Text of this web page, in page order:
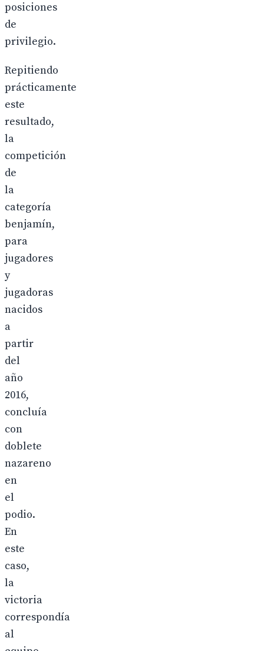
posiciones
de
privilegio.
Repitiendo
prácticamente
este
resultado,
la
competición
de
la
categoría
benjamín,
para
jugadores
y
jugadoras
nacidos
a
partir
del
año
2016,
concluía
con
doblete
nazareno
en
el
podio.
En
este
caso,
la
victoria
correspondía
al